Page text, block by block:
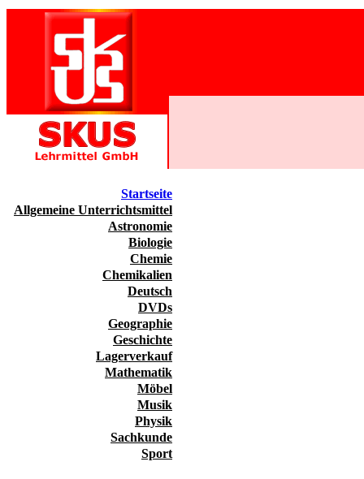
Startseite
Allgemeine Unterrichtsmittel
Astronomie
Biologie
Chemie
Chemikalien
Deutsch
DVDs
Geographie
Geschichte
Lagerverkauf
Mathematik
Möbel
Musik
Physik
Sachkunde
Sport